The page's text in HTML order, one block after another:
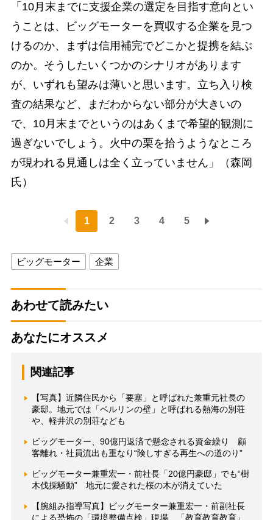
「10月末までに支援企業の選定を目指す意向とい
うことは、ビッグモーターを買収する企業を見つ
けるのか、まずは信用補完でどこかと提携を結ぶ
のか。そうしたいくつかのシナリオがあります
が、いずれも望みは薄いと思います。立ち入り検
査の結果など、まだわからない部分が大きいの
で、10月末までというのはあくまで希望的観測に
過ぎないでしょう。火中の栗を拾うようなところ
が現われる見通しは全く立っていません」（森岡
氏）
1 2 3 4 5
ビッグモーター 企業
あわせて読みたい
あなたにオススメ
関連記事
【写真】近隣住民から「要塞」と呼ばれた兼重元社長の
豪邸。地元では「ベルリンの壁」と呼ばれる熱海の別荘
や、軽井沢の別荘なども
ビッグモーター、90億円返済で懸念される資金繰り 顧
客離れ・社員流出も重なり“険しすぎる再生への道のり”
ビッグモーター兼重宏一・前社長「20億円豪邸」でも“樹
木伐採騒動” 地元に愛された桜の木が消えていた
【腕組み指導写真】ビッグモーター兼重宏一・前副社長
による恐怖の「環境整備点検」現場 「教育教育教育」